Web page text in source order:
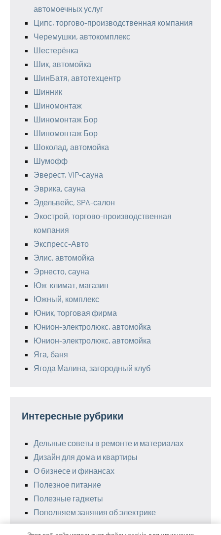
автомоечных услуг
Ципс, торгово-производственная компания
Черемушки, автокомплекс
Шестерёнка
Шик, автомойка
ШинБатя, автотехцентр
Шинник
Шиномонтаж
Шиномонтаж Бор
Шиномонтаж Бор
Шоколад, автомойка
Шумофф
Эверест, VIP-сауна
Эврика, сауна
Эдельвейс, SPA-салон
Экострой, торгово-производственная
компания
Экспресс-Авто
Элис, автомойка
Эрнесто, сауна
Юж-климат, магазин
Южный, комплекс
Юник, торговая фирма
Юнион-электролюкс, автомойка
Юнион-электролюкс, автомойка
Яга, баня
Ягода Малина, загородный клуб
Интересные рубрики
Дельные советы в ремонте и материалах
Дизайн для дома и квартиры
О бизнесе и финансах
Полезное питание
Полезные гаджеты
Пополняем заняния об электрике